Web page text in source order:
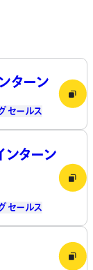
ターン
セールス
ターン
セールス